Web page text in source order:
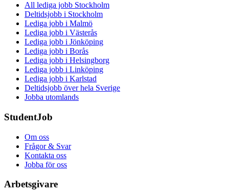
All lediga jobb Stockholm
Deltidsjobb i Stockholm
Lediga jobb i Malmö
Lediga jobb i Västerås
Lediga jobb i Jönköping
Lediga jobb i Borås
Lediga jobb i Helsingborg
Lediga jobb i Linköping
Lediga jobb i Karlstad
Deltidsjobb över hela Sverige
Jobba utomlands
StudentJob
Om oss
Frågor & Svar
Kontakta oss
Jobba för oss
Arbetsgivare